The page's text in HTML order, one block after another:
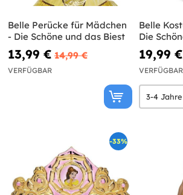
Belle Perücke für Mädchen
- Die Schöne und das Biest
13,99 € 14,99 €
VERFÜGBAR
Belle
Die
19,99 €
VERFÜGBAR
-33%